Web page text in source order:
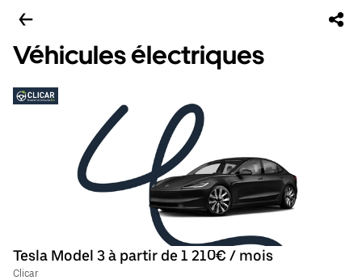
Véhicules électriques
Tesla Model 3 à partir de 1 210€ / mois
Clicar